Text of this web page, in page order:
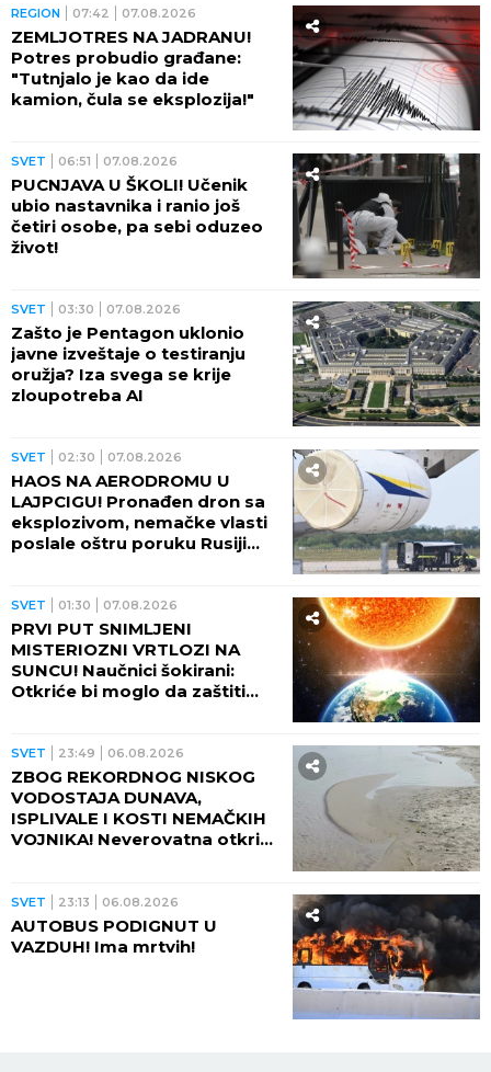
REGION 07:42 07.08.2026
ZEMLJOTRES NA JADRANU!
Potres probudio građane:
"Tutnjalo je kao da ide
kamion, čula se eksplozija!"
SVET 06:51 07.08.2026
PUCNJAVA U ŠKOLI! Učenik
ubio nastavnika i ranio još
četiri osobe, pa sebi oduzeo
život!
SVET 03:30 07.08.2026
Zašto je Pentagon uklonio
javne izveštaje o testiranju
oružja? Iza svega se krije
zloupotreba AI
SVET 02:30 07.08.2026
HAOS NA AERODROMU U
LAJPCIGU! Pronađen dron sa
eksplozivom, nemačke vlasti
poslale oštru poruku Rusiji
SVET 01:30 07.08.2026
PRVI PUT SNIMLJENI
MISTERIOZNI VRTLOZI NA
SUNCU! Naučnici šokirani:
Otkriće bi moglo da zaštiti
SVET 23:49 06.08.2026
ZBOG REKORDNOG NISKOG
VODOSTAJA DUNAVA,
ISPLIVALE I KOSTI NEMAČKIH
VOJNIKA! Neverovatna otkrića
SVET 23:13 06.08.2026
AUTOBUS PODIGNUT U
VAZDUH! Ima mrtvih!